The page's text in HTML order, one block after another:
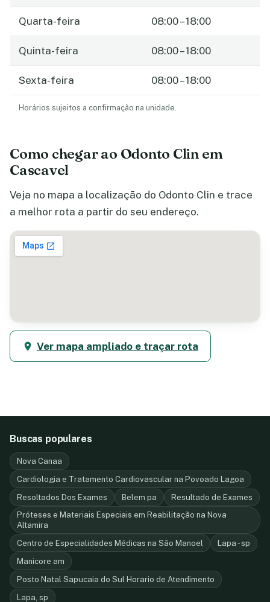
Quarta-feira 08:00 – 18:00
Quinta-feira 08:00 – 18:00
Sexta-feira 08:00 – 18:00
Horários sujeitos a confirmação na unidade.
Como chegar ao Odonto Clin em
Cascavel
Veja no mapa a localização do Odonto Clin e trace
a melhor rota a partir do seu endereço.
Ver mapa ampliado e traçar rota
Buscas populares
Nova Canaa
Cardiologia e Tratamento Cardiovascular na Povoado Lagoa
Resoltados Dos Exames
Belem pa
Resultado de Exames
Próteses e Materiais Especiais em Reabilitação na Nova
Altamira
Centro de Especialidades Médicas na São Manoel
Lapa - sp
Manicore am
Posto Natal Sapucaia do Sul Horario de Atendimento
Lapa, sp